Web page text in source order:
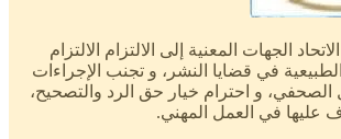
الجهات المعنية إلى الالتزام الالتزام
الطبيعية في قضايا النشر، و تجنب الإجراءات
الصحفي، و احترام خيار حق الرد والتصحيح،
عليها في العمل المهني.